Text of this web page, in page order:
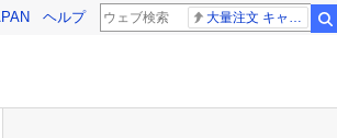
ヘルプ 大量注文 キャンセル